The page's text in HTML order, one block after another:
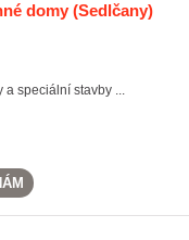
domy(Sedlčany)
a speciální stavby ...